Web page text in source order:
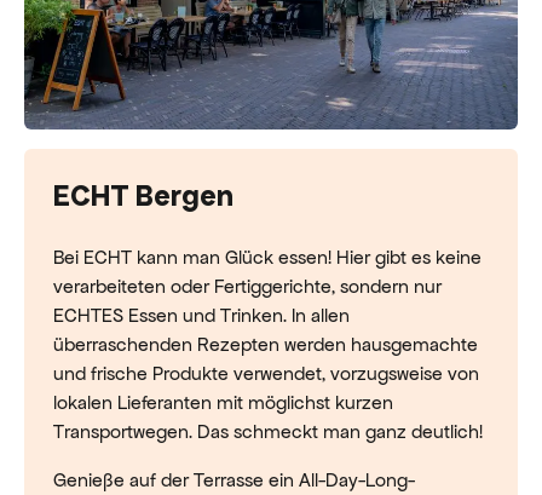
ECHT Bergen
Bei ECHT kann man Glück essen! Hier gibt es keine
verarbeiteten oder Fertiggerichte, sondern nur
ECHTES Essen und Trinken. In allen
überraschenden Rezepten werden hausgemachte
und frische Produkte verwendet, vorzugsweise von
lokalen Lieferanten mit möglichst kurzen
Transportwegen. Das schmeckt man ganz deutlich!
Genieße auf der Terrasse ein All-Day-Long-